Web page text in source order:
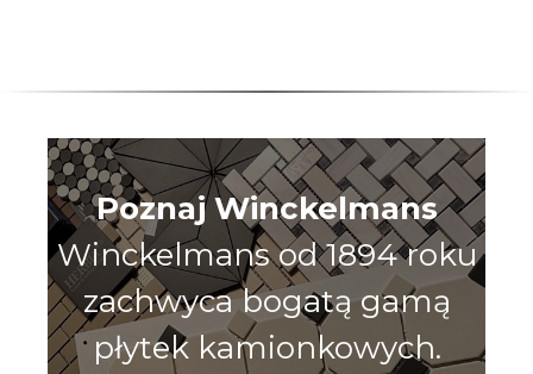
Poznaj Winckelmans
Winckelmans od 1894 roku
zachwyca bogatą gamą
płytek kamionkowych.